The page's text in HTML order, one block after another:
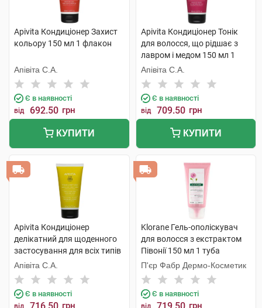
Apivita Кондиціонер Захист
кольору 150 мл 1 флакон
Апівіта С.А.
Є в наявності
від 692.50 грн
КУПИТИ
Apivita Кондиціонер Тонік
для волосся, що рідшає з
лавром і медом 150 мл 1
туба
Апівіта С.А.
Є в наявності
від 709.50 грн
КУПИТИ
Apivita Кондиціонер
делікатний для щоденного
застосування для всіх типів
волосся з ромашкою та
медом 150 мл 1 туба
Апівіта С.А.
Є в наявності
від грн
Klorane Гель-ополіскувач
для волосся з екстрактом
Півонії 150 мл 1 туба
П'єр Фабр Дермо-Косметик
Є в наявності
від грн